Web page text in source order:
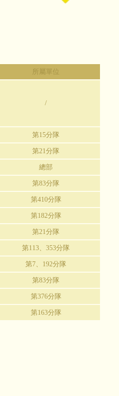
所屬單位
/
第15分隊
第21分隊
總部
第83分隊
第410分隊
第182分隊
第21分隊
第113、353分隊
第7、192分隊
第83分隊
第376分隊
第163分隊